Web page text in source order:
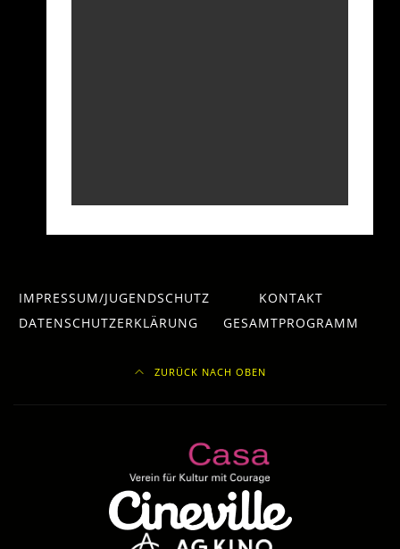
IMPRESSUM/JUGENDSCHUTZ
KONTAKT
DATENSCHUTZERKLÄRUNG
GESAMTPROGRAMM
ZURÜCK NACH OBEN